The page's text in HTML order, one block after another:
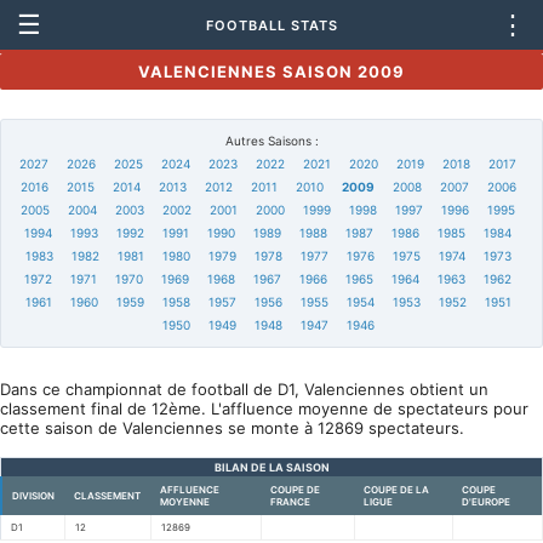
☰ FOOTBALL STATS ⋮
VALENCIENNES SAISON 2009
Autres Saisons :
2027
2026 2025 2024 2023 2022 2021 2020 2019 2018
2017
2016
2015 2014 2013 2012 2011 2010 2009 2008 2007
2006
2005
2004 2003 2002 2001 2000 1999 1998 1997 1996
1995
1994
1993 1992 1991 1990 1989 1988 1987 1986 1985
1984
1983
1982 1981 1980 1979 1978 1977 1976 1975 1974
1973
1972
1971 1970 1969 1968 1967 1966 1965 1964 1963
1962
1961
1960 1959 1958 1957 1956 1955 1954 1953 1952
1951
1950
1949 1948 1947 1946
Dans ce championnat de football de D1, Valenciennes obtient un
classement final de 12ème. L'affluence moyenne de spectateurs pour
cette saison de Valenciennes se monte à 12869 spectateurs.
BILAN DE LA SAISON
DIVISION CLASSEMENT
AFFLUENCE
MOYENNE
COUPE DE
FRANCE
COUPE DE LA
LIGUE
COUPE
D'EUROPE
D1 12 12869